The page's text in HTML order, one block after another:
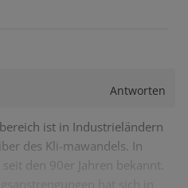
Antworten
ist in Industrieländern
des Kli-mawandels. In
den 90er Jahren bekannt.